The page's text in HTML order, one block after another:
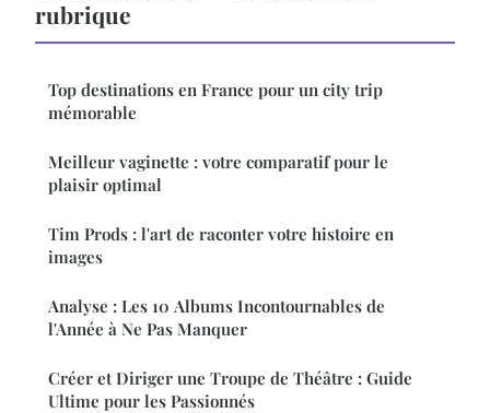
rubrique
Top destinations en France pour un city trip
mémorable
Meilleur vaginette : votre comparatif pour le
plaisir optimal
Tim Prods : l'art de raconter votre histoire en
images
Analyse : Les 10 Albums Incontournables de
l'Année à Ne Pas Manquer
Créer et Diriger une Troupe de Théâtre : Guide
Ultime pour les Passionnés